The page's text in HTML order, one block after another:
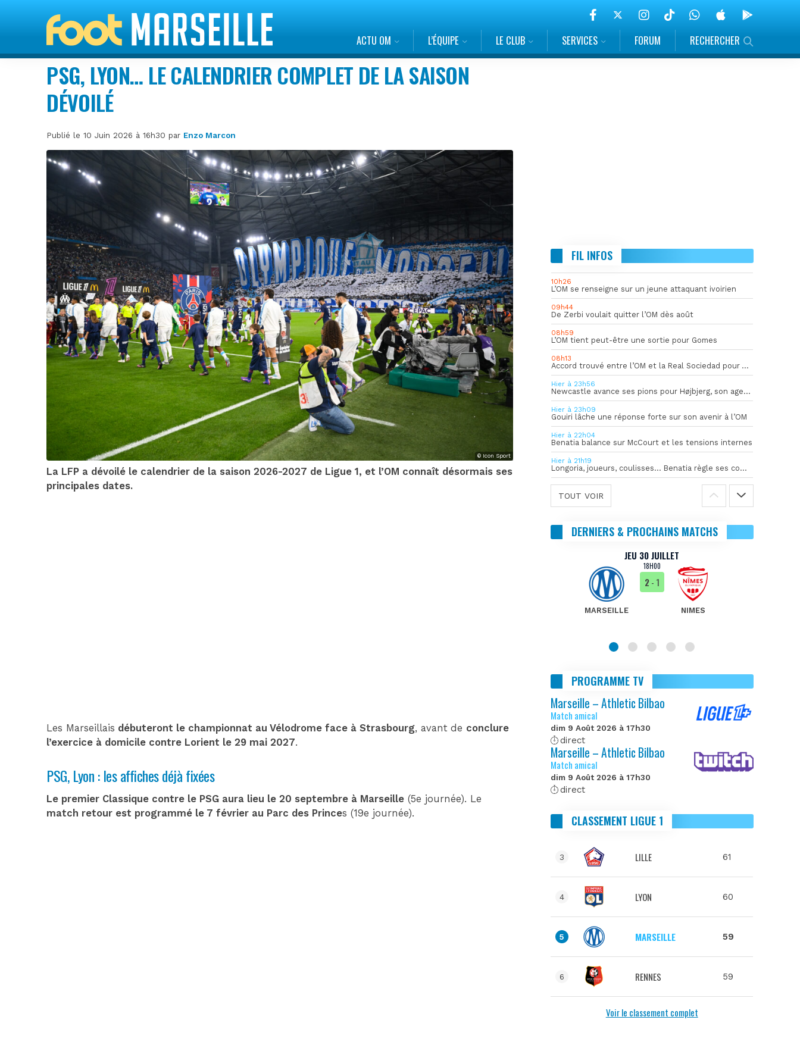
ACTU OM L’ÉQUIPE LE CLUB SERVICES FORUM RECHERCHER
PSG, LYON… LE CALENDRIER COMPLET DE LA SAISON
DÉVOILÉ
Publié le 10 Juin 2026 à 16h30 par Enzo Marcon
© Icon Sport
La LFP a dévoilé le calendrier de la saison 2026-2027 de Ligue 1, et l’OM connaît désormais ses
principales dates.
Les Marseillais débuteront le championnat au Vélodrome face à Strasbourg, avant de conclure
l’exercice à domicile contre Lorient le 29 mai 2027.
PSG, Lyon : les affiches déjà fixées
Le premier Classique contre le PSG aura lieu le 20 septembre à Marseille (5e journée). Le
match retour est programmé le 7 février au Parc des Princes (19e journée).
FIL INFOS
10h26
L’OM se renseigne sur un jeune attaquant ivoirien
09h44
De Zerbi voulait quitter l’OM dès août
08h59
L’OM tient peut-être une sortie pour Gomes
08h13
Accord trouvé entre l’OM et la Real Sociedad pour Aguerd
Hier à 23h56
Newcastle avance ses pions pour Højbjerg, son agent sort du silence
Hier à 23h09
Gouiri lâche une réponse forte sur son avenir à l’OM
Hier à 22h04
Benatia balance sur McCourt et les tensions internes
Hier à 21h19
Longoria, joueurs, coulisses… Benatia règle ses comptes !
TOUT VOIR
DERNIERS & PROCHAINS MATCHS
JEU 30 JUILLET
18H00
MARSEILLE
2- 1
NIMES
PROGRAMME TV
Marseille – Athletic Bilbao
Match amical
dim 9 Août 2026 à 17h30
direct
Marseille – Athletic Bilbao
Match amical
dim 9 Août 2026 à 17h30
direct
CLASSEMENT LIGUE 1
3 LILLE 61
4 LYON 60
5 MARSEILLE 59
6 RENNES 59
Voir le classement complet